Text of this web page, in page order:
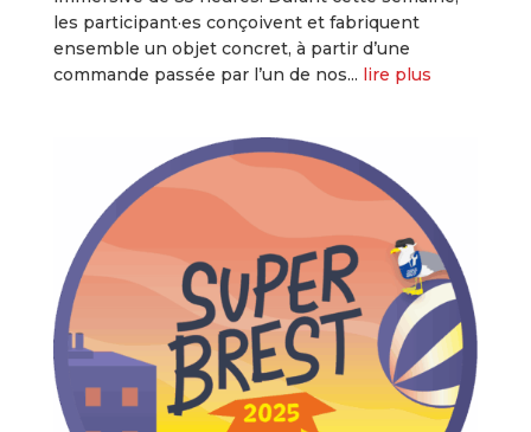
les participant·es conçoivent et fabriquent
ensemble un objet concret, à partir d’une
commande passée par l’un de nos... lire plus